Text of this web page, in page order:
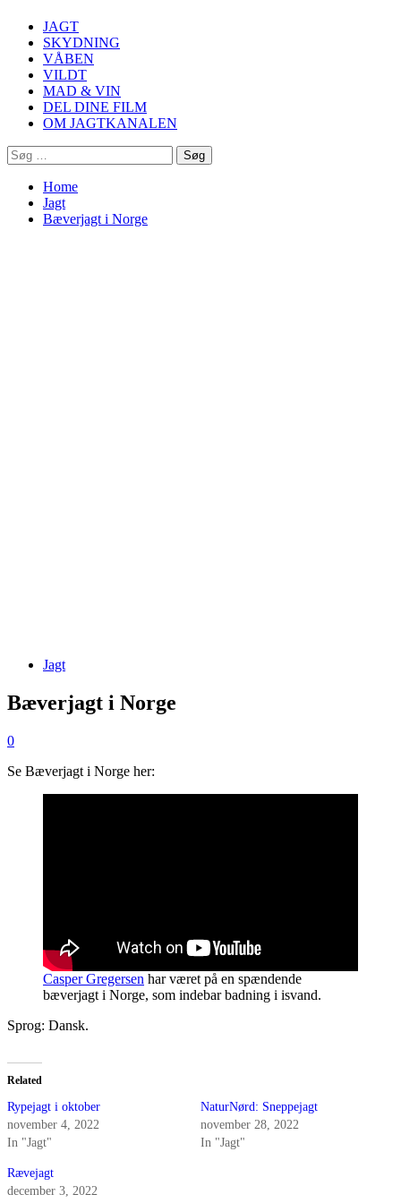
JAGT
SKYDNING
VÅBEN
VILDT
MAD & VIN
DEL DINE FILM
OM JAGTKANALEN
Søg
efter:
Home
Jagt
Bæverjagt i Norge
Jagt
Bæverjagt i Norge
0
Se Bæverjagt i Norge her:
Casper Gregersen har været på en spændende
bæverjagt i Norge, som indebar badning i isvand.
Sprog: Dansk.
Related
Rypejagt i oktober
november 4, 2022
In "Jagt"
NaturNørd: Sneppejagt
november 28, 2022
In "Jagt"
Rævejagt
december 3, 2022